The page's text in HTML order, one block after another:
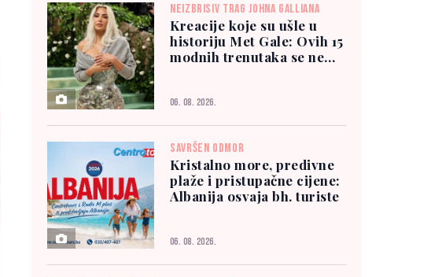
NEIZBRISIV TRAG JOHNA GALLIANA
Kreacije koje su ušle u
historiju Met Gale: Ovih 15
modnih trenutaka se ne
06. 08. 2026.
SAVRŠEN ODMOR
Kristalno more, predivne
plaže i pristupačne cijene:
Albanija osvaja bh. turiste
06. 08. 2026.